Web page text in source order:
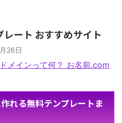
ート おすすめサイト
26日
メインって何？ お名前.com
れる無料テンプレートま